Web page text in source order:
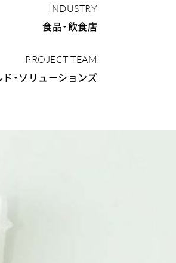
INDUSTRY
食品・飲食店
PROJECT TEAM
・ソリューションズ